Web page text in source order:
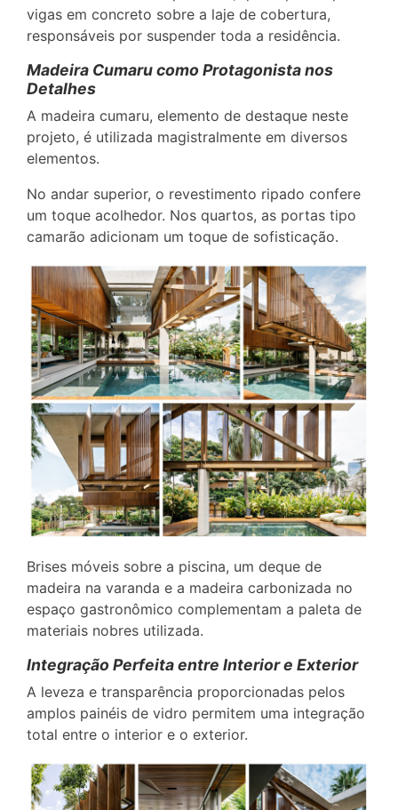
vigas em concreto sobre a laje de cobertura,
responsáveis por suspender toda a residência.
Madeira Cumaru como Protagonista nos
Detalhes
A madeira cumaru, elemento de destaque neste
projeto, é utilizada magistralmente em diversos
elementos.
No andar superior, o revestimento ripado confere
um toque acolhedor. Nos quartos, as portas tipo
camarão adicionam um toque de sofisticação.
Brises móveis sobre a piscina, um deque de
madeira na varanda e a madeira carbonizada no
espaço gastronômico complementam a paleta de
materiais nobres utilizada.
Integração Perfeita entre Interior e Exterior
A leveza e transparência proporcionadas pelos
amplos painéis de vidro permitem uma integração
total entre o interior e o exterior.